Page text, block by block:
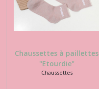
Chaussettes à paillettes
"Etourdie"
Chaussettes